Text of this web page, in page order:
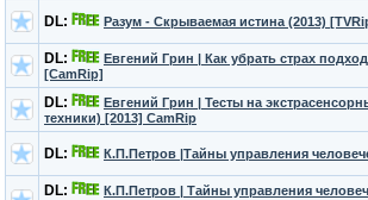
DL: Разум - Скрываемая истина (2013)
DL:
Евгений Грин | Как убрать страх
[CamRip]
DL:
Евгений Грин | Тесты на
техники) [2013] CamRip
DL: К.П.Петров |Тайны управления
DL:
К.П.Петров | Тайны управления